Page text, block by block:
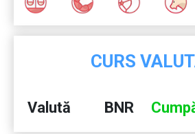
CURS
Valută BNR